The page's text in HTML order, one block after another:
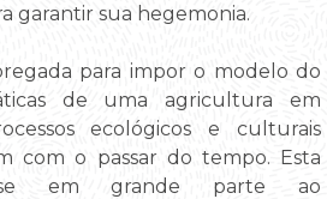
garantir sua hegemonia.
para impor o modelo do
de uma agricultura em
ecológicos e culturais
com o passar do tempo. Esta
se em grande parte ao